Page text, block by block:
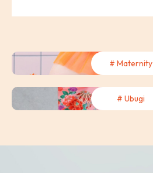
# Maternity
# Ubugi